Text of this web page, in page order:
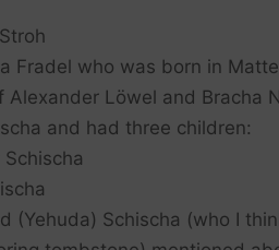
Fradel who was born in
Alexander Löwel and Bracha
and had three children:
(Yehuda) Schischa (who I